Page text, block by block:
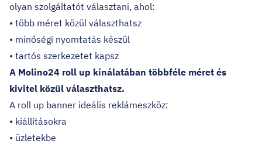
olyan szolgáltatót választani, ahol:
• több méret közül választhatsz
• minőségi nyomtatás készül
• tartós szerkezetet kapsz
A Molino24 roll up kínálatában többféle méret és
kivitel közül választhatsz.
A roll up banner ideális reklámeszköz:
• kiállításokra
• üzletekbe